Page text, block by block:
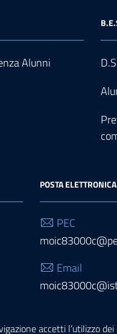
accetti l’utilizzo dei
Alunni
POSTA ELETTRONICA
PEC
Email